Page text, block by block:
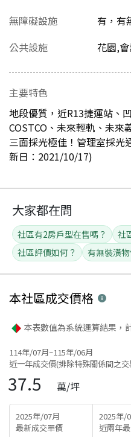
無障礙設施
有，有
公共設施
花園,
主要特色
地段優質，近R13捷運站、
COSTCO、未來輕軌、未來
三面採光極佳！管理室採光
新日：2021/10/17)
大家都在問
社區有2房戶型在售嗎？
社
社區評價如何？
有無裝潢
本社區成交價格
本表數值為系統運算結果，
114年/07月~115年/06月
近一年成交價(排除特殊關係間之交
37.5 萬/坪
2025年/07月
最新成交單價
2025年/
近兩年